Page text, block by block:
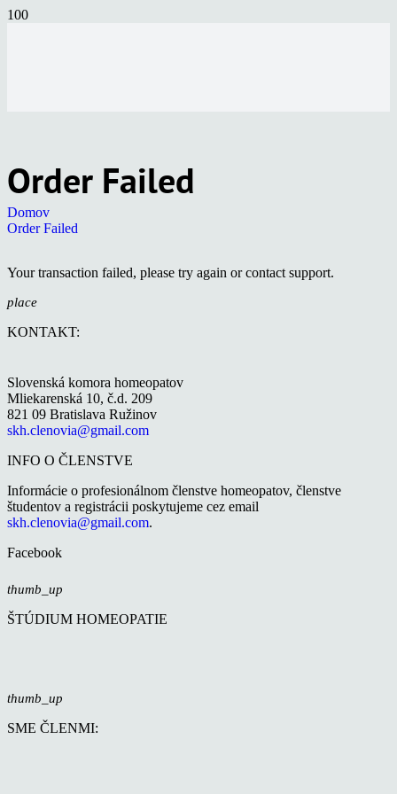
Order Failed
Domov
Order Failed
Your transaction failed, please try again or contact support.
place
KONTAKT:
Slovenská komora homeopatov
Mliekarenská 10, č.d. 209
821 09 Bratislava Ružinov
skh.clenovia@gmail.com
INFO O ČLENSTVE
Informácie o profesionálnom členstve homeopatov, členstve
študentov a registrácii poskytujeme cez email
skh.clenovia@gmail.com.
Facebook
thumb_up
ŠTÚDIUM HOMEOPATIE
thumb_up
SME ČLENMI: